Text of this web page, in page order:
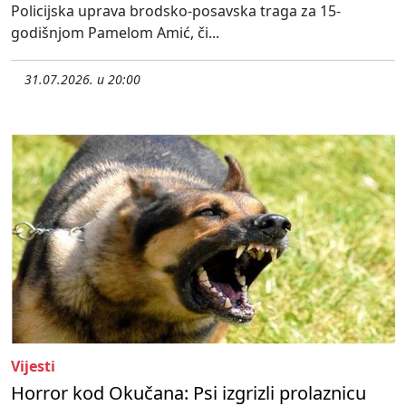
Policijska uprava brodsko-posavska traga za 15-
godišnjom Pamelom Amić, či...
31.07.2026. u 20:00
Vijesti
Horror kod Okučana: Psi izgrizli prolaznicu